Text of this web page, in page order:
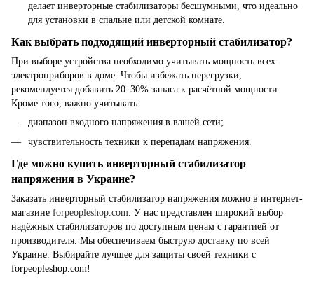
делает инверторные стабилизаторы бесшумными, что идеально
для установки в спальне или детской комнате.
Как выбрать подходящий инверторный стабилизатор?
При выборе устройства необходимо учитывать мощность всех
электроприборов в доме. Чтобы избежать перегрузки,
рекомендуется добавить 20–30% запаса к расчётной мощности.
Кроме того, важно учитывать:
диапазон входного напряжения в вашей сети;
чувствительность техники к перепадам напряжения.
Где можно купить инверторный стабилизатор
напряжения в Украине?
Заказать инверторный стабилизатор напряжения можно в интернет-
магазине forpeopleshop.com. У нас представлен широкий выбор
надёжных стабилизаторов по доступным ценам с гарантией от
производителя. Мы обеспечиваем быструю доставку по всей
Украине. Выбирайте лучшее для защиты своей техники с
forpeopleshop.com!